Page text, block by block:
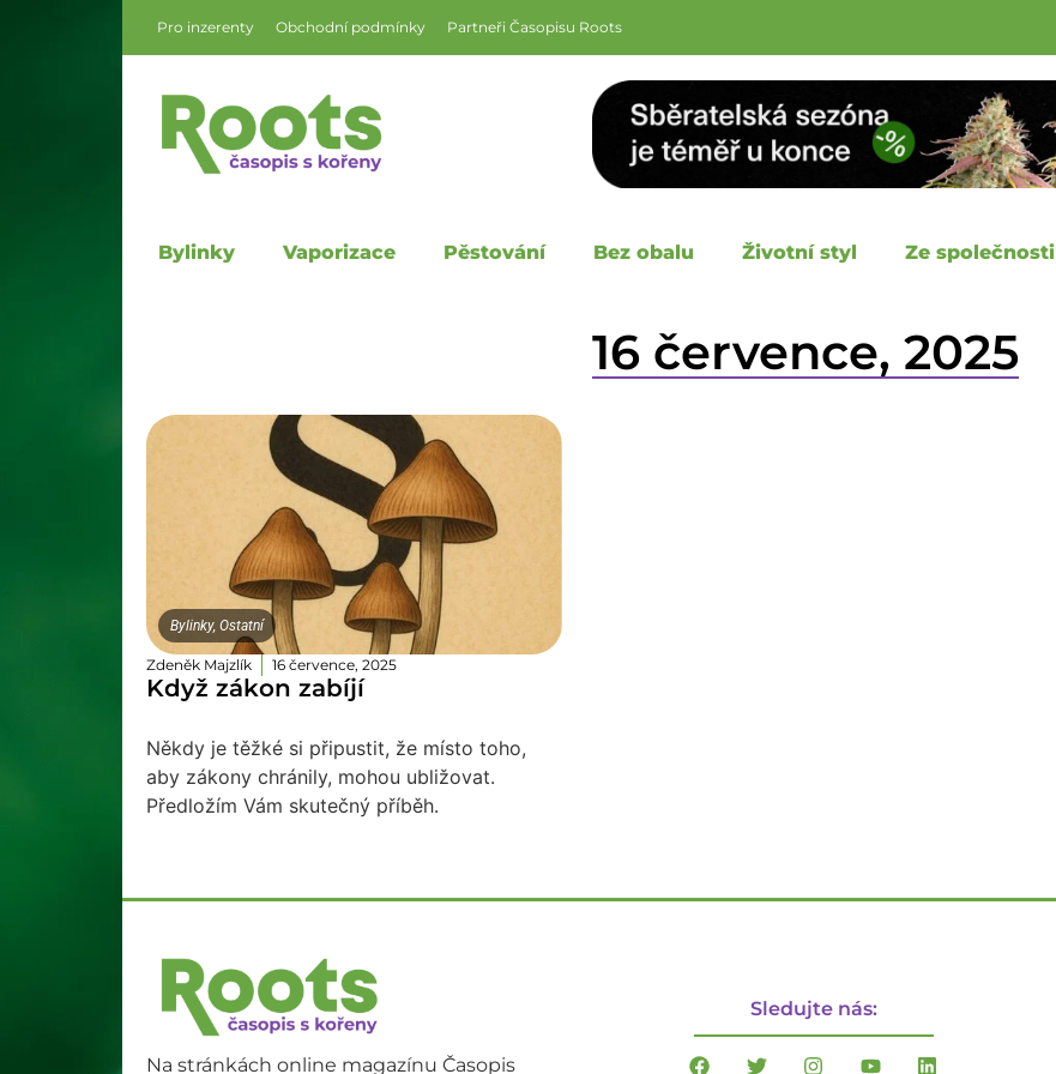
Pro inzerenty Obchodní podmínky Partneři Časopisu Roots
Bylinky Vaporizace Pěstování Bez obalu Životní styl Ze společnosti
16 července, 2025
Bylinky, Ostatní
Zdeněk Majzlík 16 července, 2025
Když zákon zabíjí
Někdy je těžké si připustit, že místo toho,
aby zákony chránily, mohou ubližovat.
Předložím Vám skutečný příběh.
Na stránkách online magazínu Časopis
Sledujte nás: